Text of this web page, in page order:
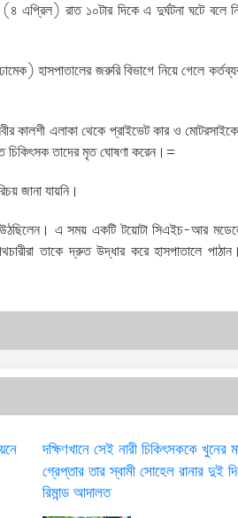
এপ্রিল) রাত ১০টার দিকে এ দুর্ঘটনা ঘটে বলে
হাসপাতালের জরুরি বিভাগে নিয়ে গেলে
কালশী এলাকা থেকে প্রাইভেট কার ও
চিকিৎসক তাদের মৃত ঘোষণা করেন।=
জানা যায়নি।
এ সময় একটি টয়োটা সিএইচ-আর
তাকে দ্রুত উদ্ধার করে হাসপাতালে
দক্ষিণখানে সেই নারী চিকিৎসককে খুনের
গ্রেপ্তার তার স্বামী সোহেল রানার দুই
রিমান্ড আদালত